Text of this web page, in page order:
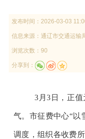
发布时间： 2026-03-03
信息来源： 通辽市交通运输
浏览次数：90
分享到：
3月3日 ，正值
气。市征费中心“以
调度，组织各收费